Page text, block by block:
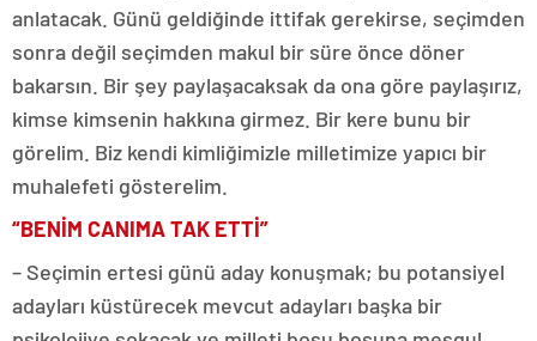
anlatacak. Günü geldiğinde ittifak gerekirse, seçimden
sonra değil seçimden makul bir süre önce döner
bakarsın. Bir şey paylaşacaksak da ona göre paylaşırız,
kimse kimsenin hakkına girmez. Bir kere bunu bir
görelim. Biz kendi kimliğimizle milletimize yapıcı bir
muhalefeti gösterelim.
“BENİM CANIMA TAK ETTİ”
– Seçimin ertesi günü aday konuşmak; bu potansiyel
adayları küstürecek mevcut adayları başka bir